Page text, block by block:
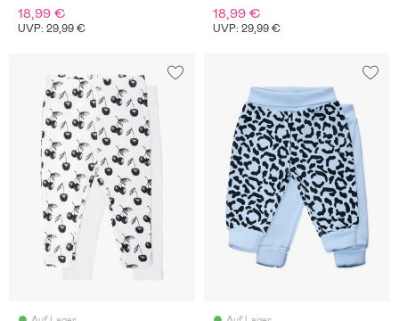
18,99 €
UVP: 29,99 €
18,99 €
UVP: 29,99 €